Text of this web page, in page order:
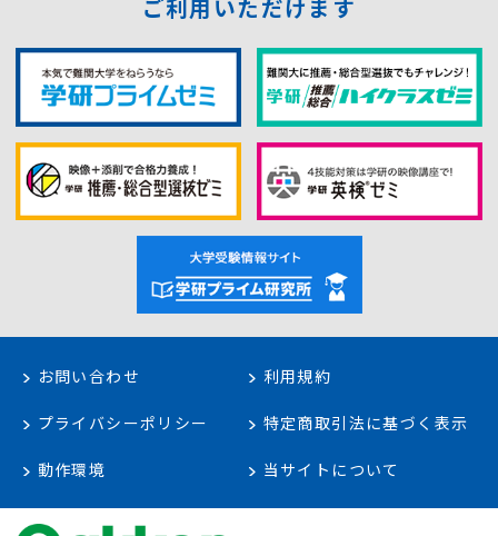
ご利用いただけます
お問い合わせ 利用規約
プライバシーポリシー 特定商取引法に基づく表示
動作環境 当サイトについて